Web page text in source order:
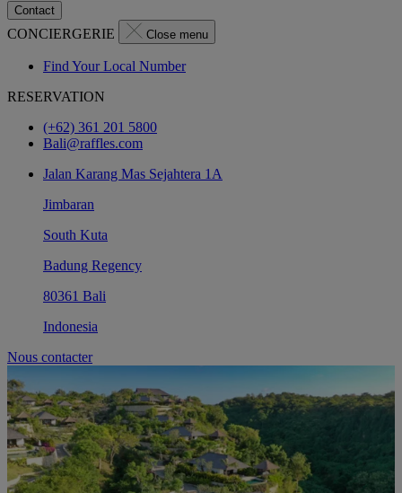
Contact
CONCIERGERIE Close menu
Find Your Local Number
RESERVATION
(+62) 361 201 5800
Bali@raffles.com
Jalan Karang Mas Sejahtera 1A
Jimbaran
South Kuta
Badung Regency
80361 Bali
Indonesia
Nous contacter